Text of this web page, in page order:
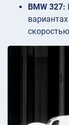
BMW 327: